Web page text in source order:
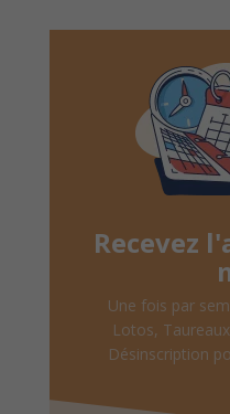
Recevez
Une fois par
Lotos,
Désinscription